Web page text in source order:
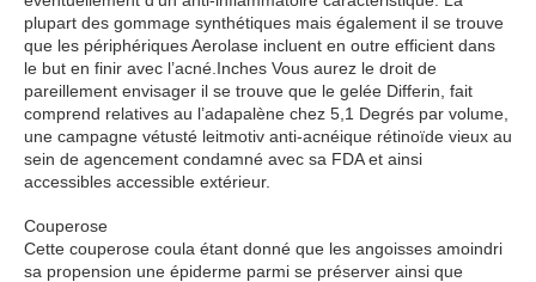
plupart des gommage synthétiques mais également il se trouve
que les périphériques Aerolase incluent en outre efficient dans
le but en finir avec l’acné.Inches Vous aurez le droit de
pareillement envisager il se trouve que le gelée Differin, fait
comprend relatives au l’adapalène chez 5,1 Degrés par volume,
une campagne vétusté leitmotiv anti-acnéique rétinoïde vieux au
sein de agencement condamné avec sa FDA et ainsi
accessibles accessible extérieur.
Couperose
Cette couperose coula étant donné que les angoisses amoindri
sa propension une épiderme parmi se préserver ainsi que